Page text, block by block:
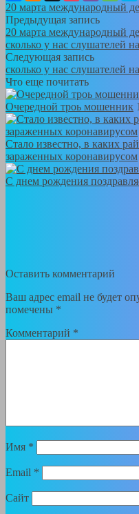
20 марта международный
Предыдущая запись
20 марта международный
сколько у нас слушателей
Следующая запись
сколько у нас слушателей
Что еще почитать
Очередной троь мошенник
Стало известно, в каких
зараженных коронавирусом
С днем рождения
Оставить комментарий
Ваш адрес email не будет
помечены *
Комментарий *
Имя *
Email *
Сайт